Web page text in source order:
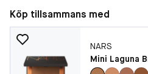
Köp tillsammans med
NARS
Mini Laguna